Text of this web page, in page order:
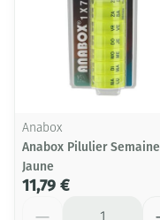
Anabox
Anabox Pilulier Semaine
Jaune
11,79 €